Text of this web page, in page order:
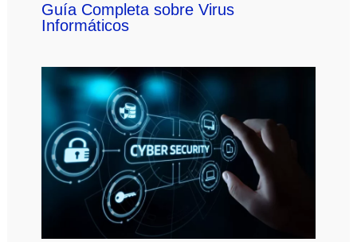
Guía Completa sobre Virus
Informáticos